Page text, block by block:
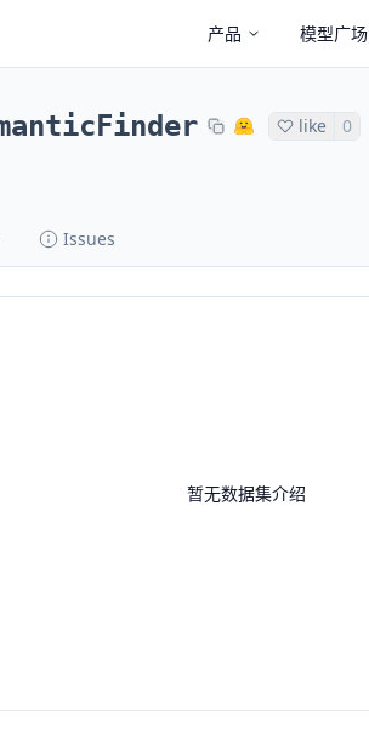
产品 模型广场
like 0
Issues
暂无数据集介绍